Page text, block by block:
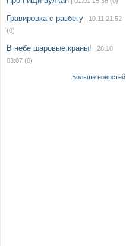
Гравировка с разбегу | 10.11 21:52
(0)
В небе шаровые краны! | 28.10
03:07 (0)
Больше новостей